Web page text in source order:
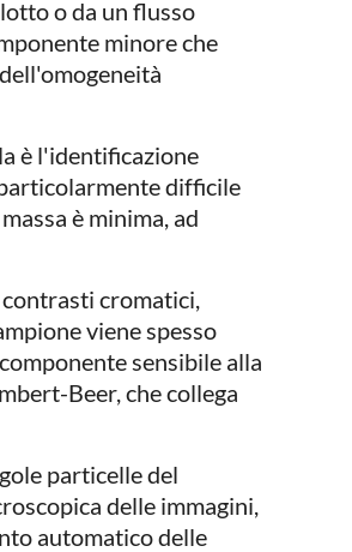
o da un flusso
minore che
è l'identificazione
difficile
è minima, ad
cromatici,
viene spesso
sensibile alla
Beer, che collega
particelle del
delle immagini,
automatico delle